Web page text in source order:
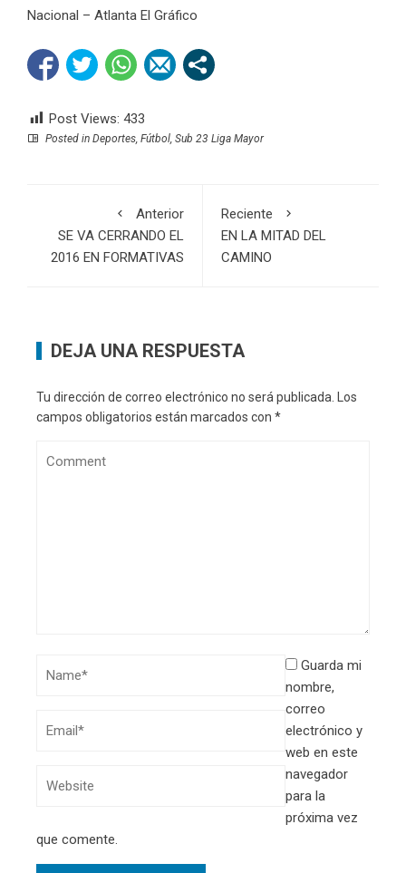
Nacional – Atlanta El Gráfico
Post Views: 433
Posted in Deportes, Fútbol, Sub 23 Liga Mayor
Anterior
SE VA CERRANDO EL
2016 EN FORMATIVAS
Reciente
EN LA MITAD DEL
CAMINO
DEJA UNA RESPUESTA
Tu dirección de correo electrónico no será publicada.
Los
campos obligatorios están marcados con *
Guarda mi
nombre,
correo
electrónico y
web en este
navegador
para la
próxima vez
que comente.